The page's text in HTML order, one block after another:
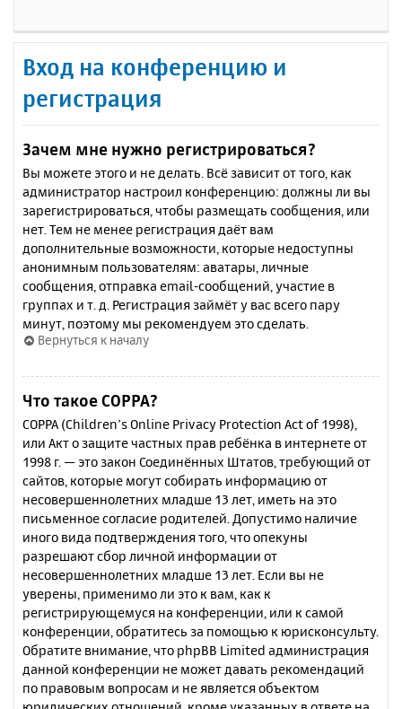
Вход на конференцию и
регистрация
Зачем мне нужно регистрироваться?
Вы можете этого и не делать. Всё зависит от того, как
администратор настроил конференцию: должны ли вы
зарегистрироваться, чтобы размещать сообщения, или
нет. Тем не менее регистрация даёт вам
дополнительные возможности, которые недоступны
анонимным пользователям: аватары, личные
сообщения, отправка email-сообщений, участие в
группах и т. д. Регистрация займёт у вас всего пару
минут, поэтому мы рекомендуем это сделать.
Вернуться к началу
Что такое COPPA?
COPPA (Children’s Online Privacy Protection Act of 1998),
или Акт о защите частных прав ребёнка в интернете от
1998 г. — это закон Соединённых Штатов, требующий от
сайтов, которые могут собирать информацию от
несовершеннолетних младше 13 лет, иметь на это
письменное согласие родителей. Допустимо наличие
иного вида подтверждения того, что опекуны
разрешают сбор личной информации от
несовершеннолетних младше 13 лет. Если вы не
уверены, применимо ли это к вам, как к
регистрирующемуся на конференции, или к самой
конференции, обратитесь за помощью к юрисконсульту.
Обратите внимание, что phpBB Limited администрация
данной конференции не может давать рекомендаций
по правовым вопросам и не является объектом